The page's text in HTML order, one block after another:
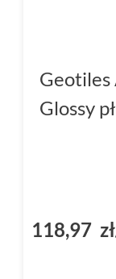
Geotiles
Glossy
118,97